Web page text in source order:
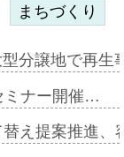
まちづくり
分譲地で再
ミナー開催…
え提案推進